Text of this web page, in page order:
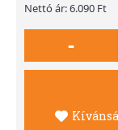
Nettó ár: 6.090 Ft
-